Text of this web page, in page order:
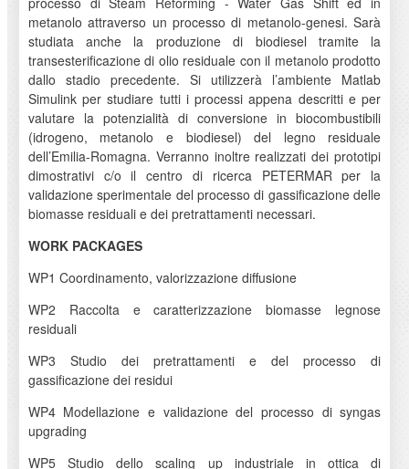
metanolo attraverso un processo di metanolo-genesi. Sarà
studiata anche la produzione di biodiesel tramite la
transesterificazione di olio residuale con il metanolo prodotto
dallo stadio precedente. Si utilizzerà l’ambiente Matlab
Simulink per studiare tutti i processi appena descritti e per
valutare la potenzialità di conversione in biocombustibili
(idrogeno, metanolo e biodiesel) del legno residuale
dell’Emilia-Romagna. Verranno inoltre realizzati dei prototipi
dimostrativi c/o il centro di ricerca PETERMAR per la
validazione sperimentale del processo di gassificazione delle
biomasse residuali e dei pretrattamenti necessari.
WORK PACKAGES
WP1 Coordinamento, valorizzazione diffusione
WP2 Raccolta e caratterizzazione biomasse legnose
residuali
WP3 Studio dei pretrattamenti e del processo di
gassificazione dei residui
WP4 Modellazione e validazione del processo di syngas
upgrading
WP5 Studio dello scaling up industriale in ottica di